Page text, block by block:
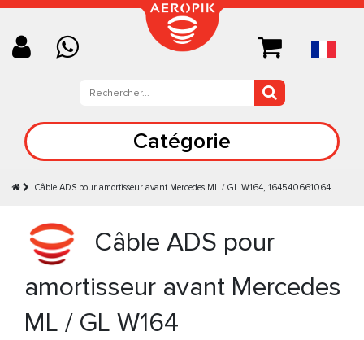
Catégorie
Câble ADS pour amortisseur avant Mercedes ML / GL W164, 164540661064
Câble ADS pour
amortisseur avant Mercedes
ML / GL W164